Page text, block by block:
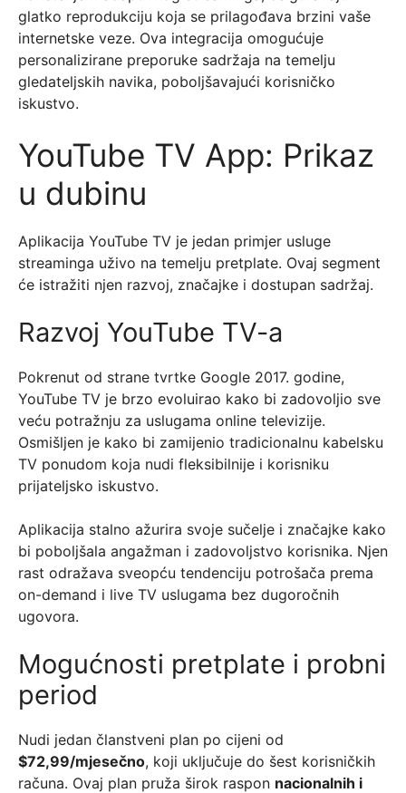
glatko reprodukciju koja se prilagođava brzini vaše
internetske veze. Ova integracija omogućuje
personalizirane preporuke sadržaja na temelju
gledateljskih navika, poboljšavajući korisničko
iskustvo.
YouTube TV App: Prikaz
u dubinu
Aplikacija YouTube TV je jedan primjer usluge
streaminga uživo na temelju pretplate. Ovaj segment
će istražiti njen razvoj, značajke i dostupan sadržaj.
Razvoj YouTube TV-a
Pokrenut od strane tvrtke Google 2017. godine,
YouTube TV je brzo evoluirao kako bi zadovoljio sve
veću potražnju za uslugama online televizije.
Osmišljen je kako bi zamijenio tradicionalnu kabelsku
TV ponudom koja nudi fleksibilnije i korisniku
prijateljsko iskustvo.
Aplikacija stalno ažurira svoje sučelje i značajke kako
bi poboljšala angažman i zadovoljstvo korisnika. Njen
rast odražava sveopću tendenciju potrošača prema
on-demand i live TV uslugama bez dugoročnih
ugovora.
Mogućnosti pretplate i probni
period
Nudi jedan članstveni plan po cijeni od
$72,99/mjesečno, koji uključuje do šest korisničkih
računa. Ovaj plan pruža širok raspon nacionalnih i